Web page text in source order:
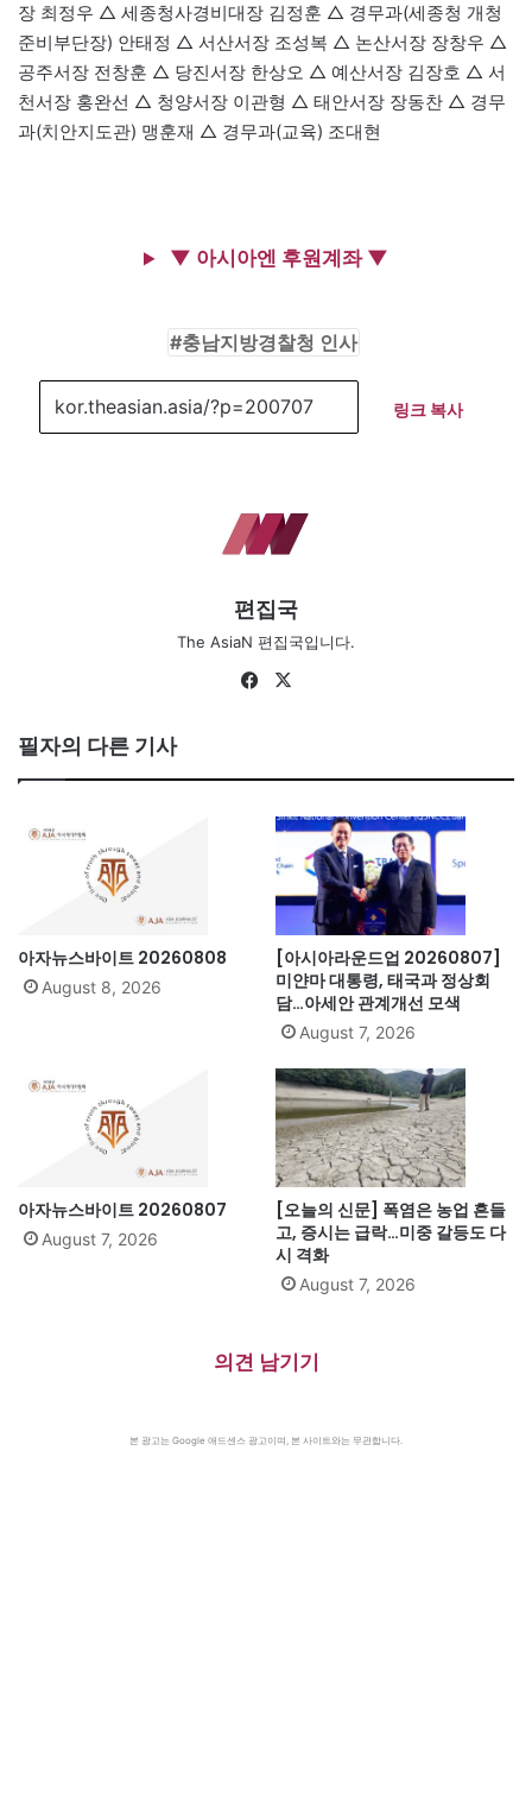
장 최정우 △ 세종청사경비대장 김정훈 △ 경무과(세종청 개청
준비부단장) 안태정 △ 서산서장 조성복 △ 논산서장 장창우 △
공주서장 전창훈 △ 당진서장 한상오 △ 예산서장 김장호 △ 서
천서장 홍완선 △ 청양서장 이관형 △ 태안서장 장동찬 △ 경무
과(치안지도관) 맹훈재 △ 경무과(교육) 조대현
▼ 아시아엔 후원계좌 ▼
충남지방경찰청 인사
링크 복사
편집국
The AsiaN 편집국입니다.
Fa
필자의 다른 기사
아자뉴스바이트 20260808
August 8, 2026
[아시아라운드업 20260807]
미얀마 대통령, 태국과 정상회
담…아세안 관계개선 모색
August 7, 2026
아자뉴스바이트 20260807
August 7, 2026
[오늘의 신문] 폭염은 농업 흔들
고, 증시는 급락…미중 갈등도 다
시 격화
August 7, 2026
의견 남기기
본 광고는 Google 애드센스 광고이며, 본 사이트와는 무관합니다.